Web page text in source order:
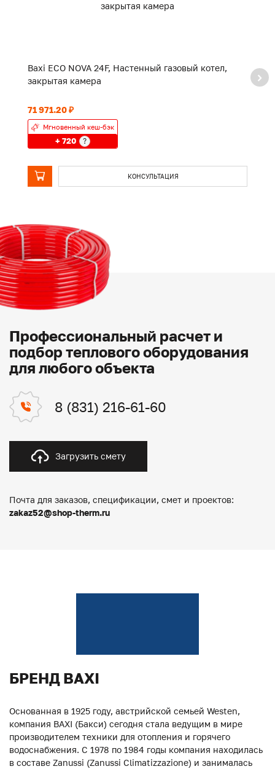
Baxi ECO NOVA 24F, Настенный газовый котел,
закрытая камера
71 971.20 ₽
Мгновенный кеш-бэк
+ 720 ?
КОНСУЛЬТАЦИЯ
Профессиональный расчет и
подбор теплового оборудования
для любого объекта
8 (831) 216-61-60
Загрузить смету
Почта для заказов, спецификации, смет и проектов:
zakaz52@shop-therm.ru
БРЕНД BAXI
Основанная в 1925 году, австрийской семьей Westen,
компания BAXI (Бакси) сегодня стала ведущим в мире
производителем техники для отопления и горячего
водоснабжения. С 1978 по 1984 годы компания находилась
в составе Zanussi (Zanussi Climatizzazione) и занималась